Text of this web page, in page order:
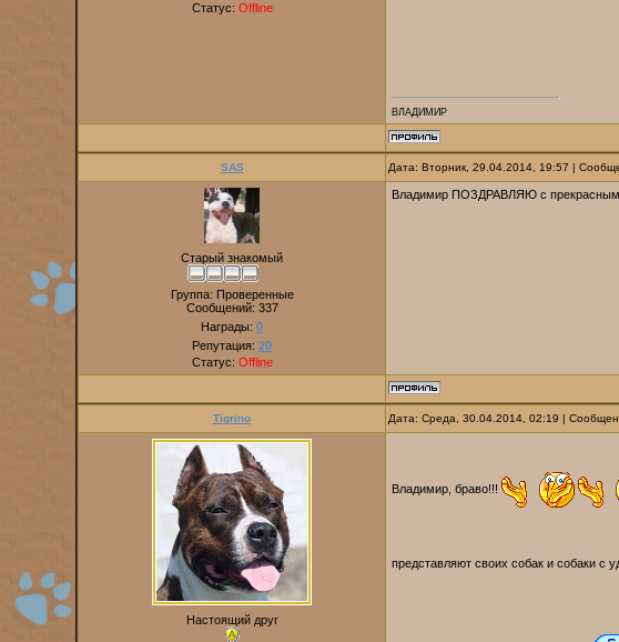
Статус: Offline
ВЛАДИМИР
SAS Дата: Вторник, 29.04.2014, 19:57 |
Старый знакомый
Группа: Проверенные
Сообщений: 337
Награды: 0
Репутация: 20
Статус: Offline
Владимир ПОЗДРАВЛЯЮ с
Tigrino Дата: Среда, 30.04.2014, 02:19 |
Настоящий друг
Владимир, браво!!!
представляют своих собак и собаки с